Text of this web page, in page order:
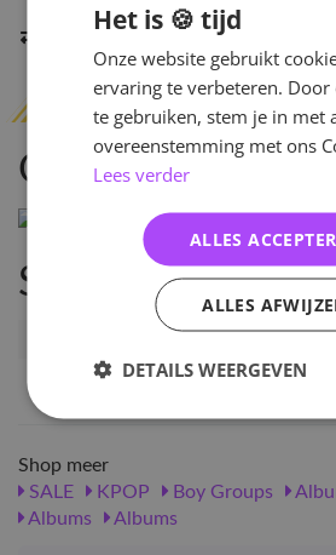
binnen 2
Omschrijving
Specificaties
EAN nummer
Shop meer
SALE
KPOP Boy Groups
Albums
Albums
Het is 🍪 tijd
Onze website gebruikt
ervaring te verbeteren. Door
te gebruiken, stem je in met
overeenstemming met ons
Lees verder
ALLES
ALLES
DETAILS WEERGEVEN